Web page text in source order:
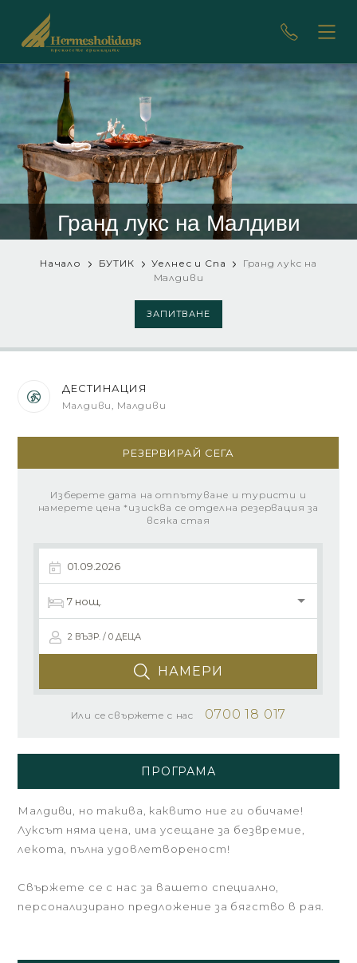
Гранд лукс на Мaлдиви
Начало БУТИК Уелнес и Спа
Гранд лукс на
Мaлдиви
ЗАПИТВАНЕ
ДЕСТИНАЦИЯ
Малдиви, Малдиви
РЕЗЕРВИРАЙ СЕГА
Изберете дата на отпътуване и туристи и
намерете цена *изисква се отделна резервация за
всяка стая
2 ВЪЗР. / 0 ДЕЦА
НАМЕРИ
Или се свържете с нас 0700 18 017
ПРОГРАМА
Малдиви, но такива, каквито ние ги обичаме!
Луксът няма цена, има усещане за безвремие,
лекота, пълна удовлетвореност!
Свържете се с нас за вашето специално,
персонализирано предложение за бягство в рая.